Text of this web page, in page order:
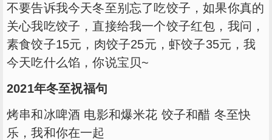
不要告诉我今天冬至别忘了吃饺子，如果你真的
关心我吃饺子，直接给我一个饺子红包，我问，
素食饺子15元，肉饺子25元，虾饺子35元，我
今天吃什么馅，你说宝贝~
2021年冬至祝福句
烤串和冰啤酒 电影和爆米花 饺子和醋 冬至快
乐，我和你在一起